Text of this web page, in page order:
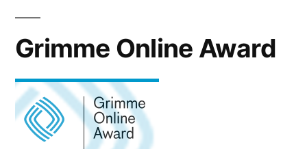
Grimme Online Award